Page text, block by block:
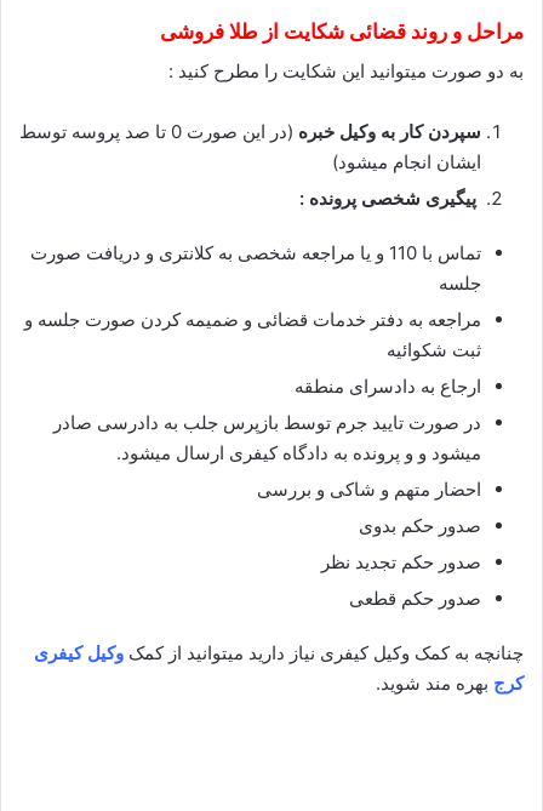
مراحل و روند قضائی شکایت از طلا فروشی
به دو صورت میتوانید این شکایت را مطرح کنید :
سپردن کار به وکیل خبره
(در این صورت 0 تا صد پروسه توسط
ایشان انجام میشود)
پیگیری شخصی پرونده :
تماس با 110 و یا مراجعه شخصی به کلانتری و دریافت صورت
جلسه
مراجعه به دفتر خدمات قضائی و ضمیمه کردن صورت جلسه و
ثبت شکوائیه
ارجاع به دادسرای منطقه
در صورت تایید جرم توسط بازپرس جلب به دادرسی صادر
میشود و و پرونده به دادگاه کیفری ارسال میشود.
احضار متهم و شاکی و بررسی
صدور حکم بدوی
صدور حکم تجدید نظر
صدور حکم قطعی
چنانچه به کمک وکیل کیفری نیاز دارید میتوانید از کمک وکیل کیفری
کرج بهره مند شوید.